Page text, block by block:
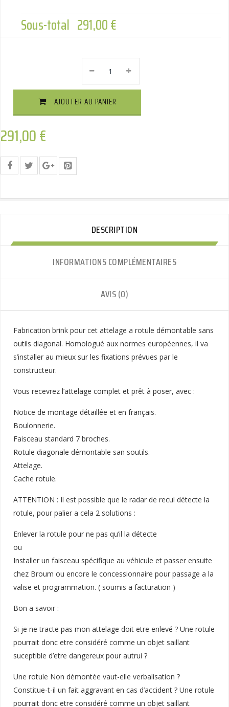
Sous-total 291,00 €
Attelage
Démontable
Sans
Outils
Diagonal
AJOUTER AU PANIER
291,00€
DESCRIPTION
INFORMATIONS COMPLÉMENTAIRES
AVIS (0)
Fabrication brink pour cet attelage a rotule démontable sans
outils diagonal. Homologué aux normes européennes, il va
s’installer au mieux sur les fixations prévues par le
constructeur.
Vous recevrez l’attelage complet et prêt à poser, avec :
Notice de montage détaillée et en français.
Boulonnerie.
Faisceau standard 7 broches.
Rotule diagonale démontable san soutils.
Attelage.
Cache rotule.
ATTENTION : Il est possible que le radar de recul détecte la
rotule, pour palier a cela 2 solutions :
Enlever la rotule pour ne pas qu’il la détecte
ou
Installer un faisceau spécifique au véhicule et passer ensuite
chez Broum ou encore le concessionnaire pour passage a la
valise et programmation. ( soumis a facturation )
Bon a savoir :
Si je ne tracte pas mon attelage doit etre enlevé ? Une rotule
pourrait donc etre considéré comme un objet saillant
suceptible d’etre dangereux pour autrui ?
Une rotule Non démontée vaut-elle verbalisation ?
Constitue-t-il un fait aggravant en cas d’accident ? Une rotule
pourrait donc etre considéré comme un objet saillant